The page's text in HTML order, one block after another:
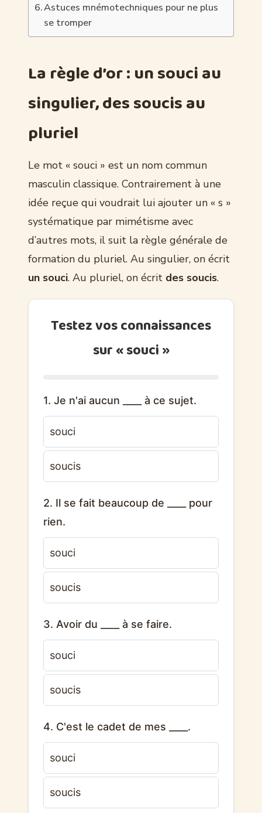
Astuces mnémotechniques pour ne plus
se tromper
La règle d’or : un souci au
singulier, des soucis au
pluriel
Le mot « souci » est un nom commun
masculin classique. Contrairement à une
idée reçue qui voudrait lui ajouter un « s »
systématique par mimétisme avec
d’autres mots, il suit la règle générale de
formation du pluriel. Au singulier, on écrit
un souci. Au pluriel, on écrit des soucis.
Testez vos connaissances
sur « souci »
1. Je n'ai aucun ____ à ce sujet.
souci
soucis
2. Il se fait beaucoup de ____ pour
rien.
souci
soucis
3. Avoir du ____ à se faire.
souci
soucis
4. C'est le cadet de mes ____.
souci
soucis